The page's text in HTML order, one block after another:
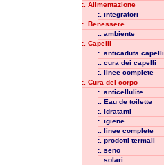
:. Alimentazione
:. integratori
:. Benessere
:. ambiente
:. Capelli
:. anticaduta capelli
:. cura dei capelli
:. linee complete
:. Cura del corpo
:. anticellulite
:. Eau de toilette
:. idratanti
:. igiene
:. linee complete
:. prodotti termali
:. seno
:. solari